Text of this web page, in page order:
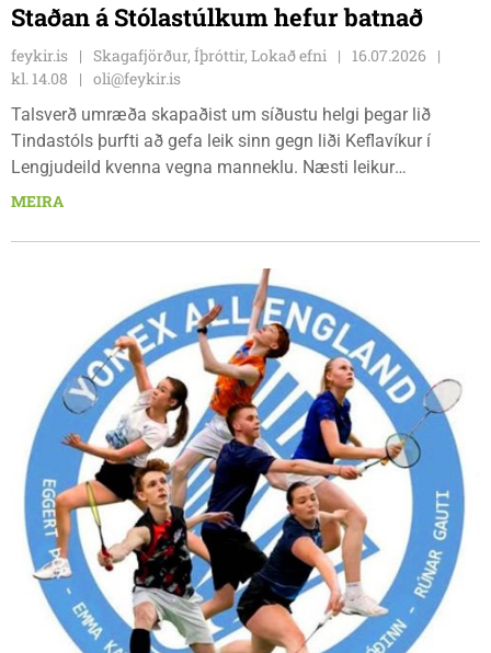
Staðan á Stólastúlkum hefur batnað
feykir.is Skagafjörður, Íþróttir, Lokað efni
16.07.2026
kl. 14.08
oli@feykir.is
Talsverð umræða skapaðist um síðustu helgi þegar lið
Tindastóls þurfti að gefa leik sinn gegn liði Keflavíkur í
Lengjudeild kvenna vegna manneklu. Næsti leikur
Stólastúlkna er gegn liði Selfoss nú á laugardaginn og fer
Selfoss. Feykir spurði Domi þjálfara hvort staðan á hópnum
hefði skánað frá því um síðustu helgi.
MEIRA